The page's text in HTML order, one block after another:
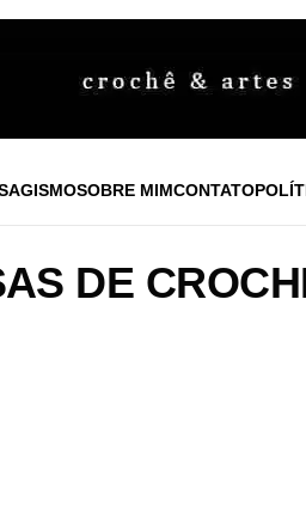
SOBRE MIMCONTATO
DE